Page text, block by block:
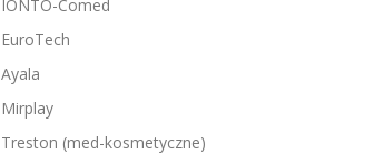
IONTO-Comed
EuroTech
Ayala
Mirplay
Treston (med-kosmetyczne)